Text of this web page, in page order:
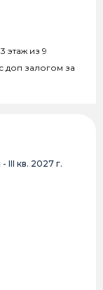
этаж из 9
доп залогом за
- III кв. 2027 г.